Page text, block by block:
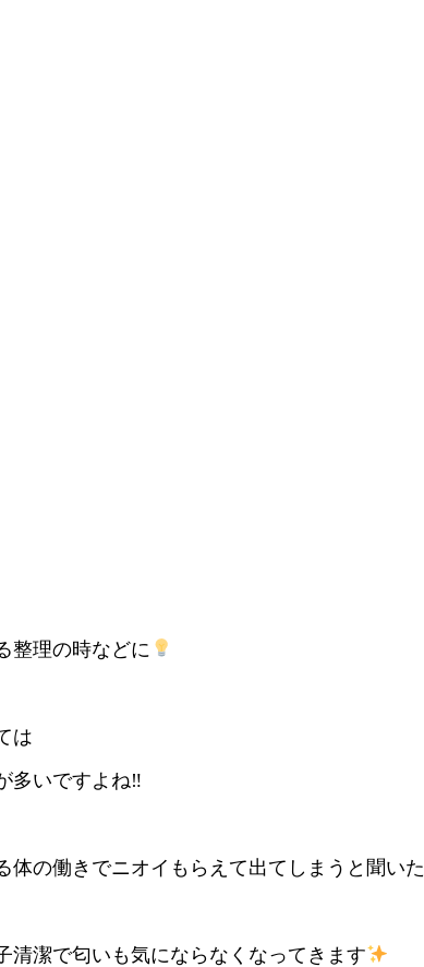
整理の時などに
は
多いですよね‼︎
の働きでニオイもらえて出てしまうと聞いた
清潔で匂いも気にならなくなってきます